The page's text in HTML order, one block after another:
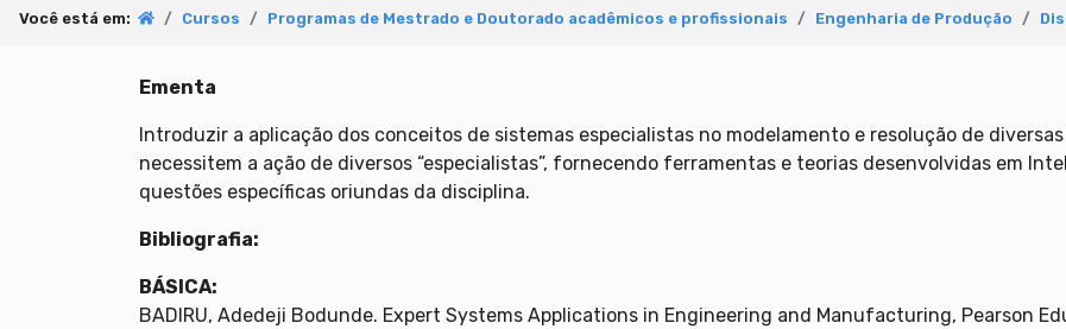
Você está em: Cursos Programas de Mestrado e Doutorado acadêmicos e profissionais Engenharia de Produção
Ementa
Introduzir a aplicação dos conceitos de sistemas especialistas no modelamento e resolução de
necessitem a ação de diversos “especialistas”, fornecendo ferramentas e teorias desenvolvidas em
questões específicas oriundas da disciplina.
Bibliografia:
BÁSICA:
BADIRU, Adedeji Bodunde. Expert Systems Applications in Engineering and Manufacturing, Pearson